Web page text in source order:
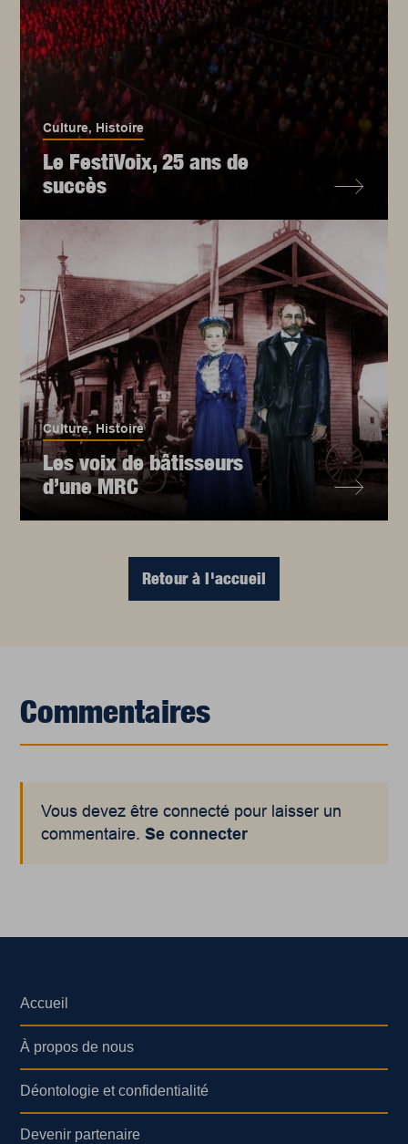
Culture, Histoire
Le FestiVoix, 25 ans de
succès
Culture,Histoire
Les voix de bâtisseurs
d’une MRC
Retour à l'accueil
Commentaires
Vous devez être connecté pour laisser un
commentaire.Se connecter
Accueil
À propos de nous
Déontologie et confidentialité
Devenir partenaire